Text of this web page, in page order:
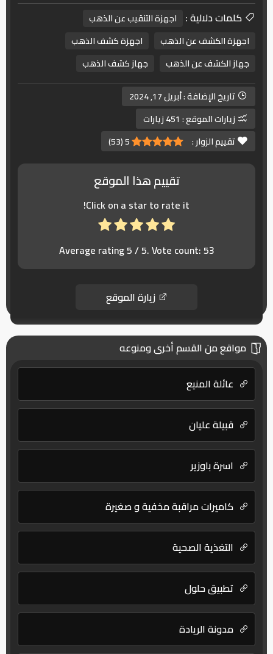
كلمات دلالية :
اجهزة التنقيب عن الذهب
اجهزة الكشف عن الذهب
اجهزة كشف الذهب
جهاز الكشف عن الذهب
جهاز كشف الذهب
تاريخ الإضافة :أبريل 17, 2024
زيارات الموقع : 451 زيارات
تقييم الزوار :
5
(
53
)
تقييم هذا الموقع
Click on a star to rate it!
Average rating5/ 5. Vote count:53
زيارة الموقع
مواقع من القسم أخرى ومنوعه
عائلة المنيع
قبيلة عليان
اسرة باوزير
كاميرات مراقبة مخفية و صغيرة
التغذية الصحية
تطبيق حلول
مدونة الريادة